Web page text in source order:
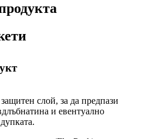
слой, за да предпази
и евентуално